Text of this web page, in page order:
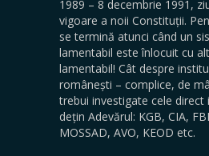
1989 – 8 decembrie 1991,
vigoare a noii Constituții.
se termină atunci când un
lamentabil este înlocuit cu
lamentabil! Cât despre
românești – complice, de
trebui investigate cele direct
dețin Adevărul: KGB, CIA,
MOSSAD, AVO, KEOD etc.